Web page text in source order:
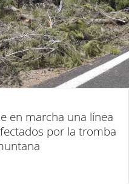
en marcha una línea
por la tromba